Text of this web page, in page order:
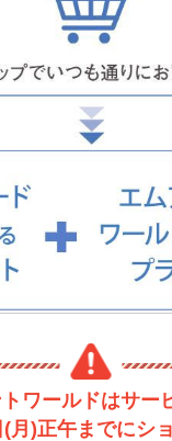
ワールドはサー
月)正午までにシ